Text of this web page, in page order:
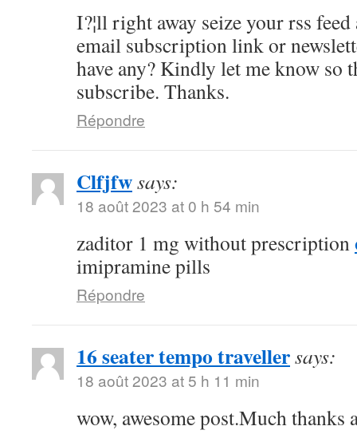
I?¦ll right away seize your rss
email subscription link or
have any? Kindly let me know so
subscribe. Thanks.
Répondre
Clfjfwsays:
18 août 2023 at 0 h 54 min
zaditor 1 mg without prescription
imipramine pills
Répondre
16 seater tempo travellersays:
18 août 2023 at 5 h 11 min
wow, awesome post.Much thanks